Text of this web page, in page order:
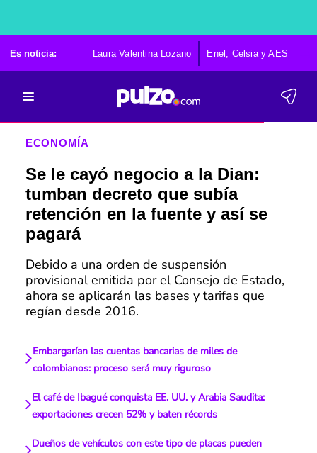
Es noticia: Laura Valentina Lozano Enel, Celsia y AES
ECONOMÍA
Se le cayó negocio a la Dian:
tumban decreto que subía
retención en la fuente y así se
pagará
Debido a una orden de suspensión
provisional emitida por el Consejo de Estado,
ahora se aplicarán las bases y tarifas que
regían desde 2016.
Embargarían las cuentas bancarias de miles de
colombianos: proceso será muy riguroso
El café de Ibagué conquista EE. UU. y Arabia Saudita:
exportaciones crecen 52% y baten récords
Dueños de vehículos con este tipo de placas pueden